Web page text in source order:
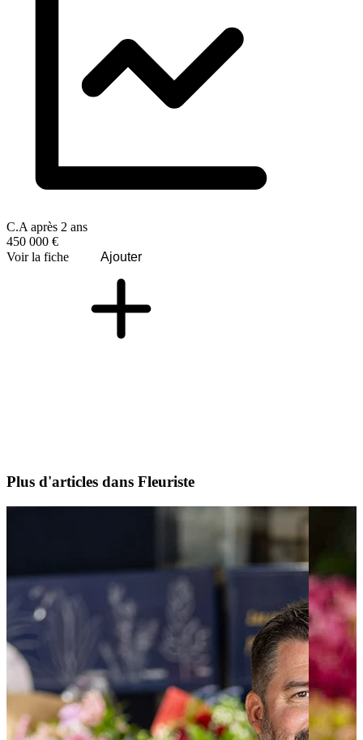
C.A après 2 ans
450 000 €
Voir la fiche
Ajouter
Plus d'articles dans Fleuriste